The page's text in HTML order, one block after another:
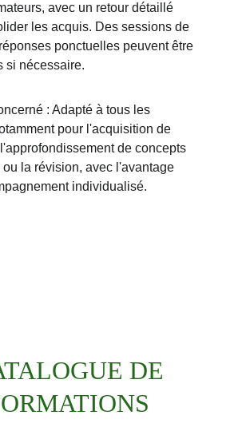
avec un retour détaillé
les acquis. Des sessions de
ponctuelles peuvent être
si nécessaire.
pour l'acquisition de
de concepts
la révision, avec l'avantage
individualisé.
DE